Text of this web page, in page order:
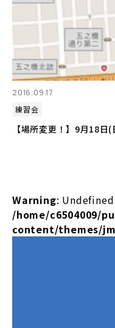
2016.09.17
練習会
【場所変更！】9月18
Warning:
/home/c6504009/
content/themes/